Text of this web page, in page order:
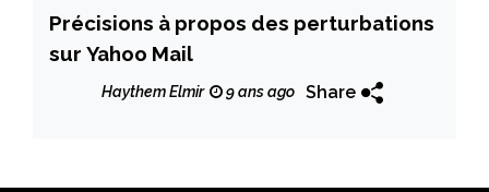
Précisions à propos des perturbations
sur Yahoo Mail
Haythem Elmir 9 ans ago Share